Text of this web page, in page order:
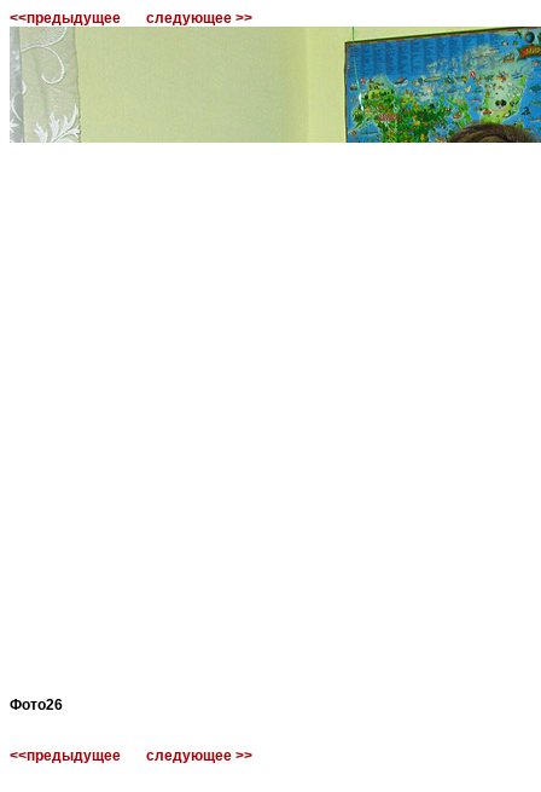
<<предыдущее следующее >>
Фото26
<<предыдущее следующее >>